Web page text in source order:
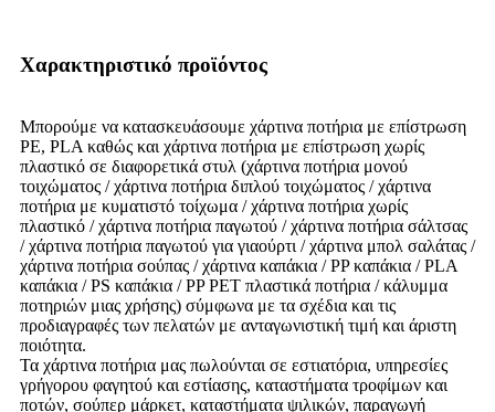
Χαρακτηριστικό προϊόντος
Μπορούμε να κατασκευάσουμε χάρτινα ποτήρια με επίστρωση
PE, PLA καθώς και χάρτινα ποτήρια με επίστρωση χωρίς
πλαστικό σε διαφορετικά στυλ (χάρτινα ποτήρια μονού
τοιχώματος / χάρτινα ποτήρια διπλού τοιχώματος / χάρτινα
ποτήρια με κυματιστό τοίχωμα / χάρτινα ποτήρια χωρίς
πλαστικό / χάρτινα ποτήρια παγωτού / χάρτινα ποτήρια σάλτσας
/ χάρτινα ποτήρια παγωτού για γιαούρτι / χάρτινα μπολ σαλάτας /
χάρτινα ποτήρια σούπας / χάρτινα καπάκια / PP καπάκια / PLA
καπάκια / PS καπάκια / PP PET πλαστικά ποτήρια / κάλυμμα
ποτηριών μιας χρήσης) σύμφωνα με τα σχέδια και τις
προδιαγραφές των πελατών με ανταγωνιστική τιμή και άριστη
ποιότητα.
Τα χάρτινα ποτήρια μας πωλούνται σε εστιατόρια, υπηρεσίες
γρήγορου φαγητού και εστίασης, καταστήματα τροφίμων και
ποτών, σούπερ μάρκετ, καταστήματα ψιλικών, παραγωγή